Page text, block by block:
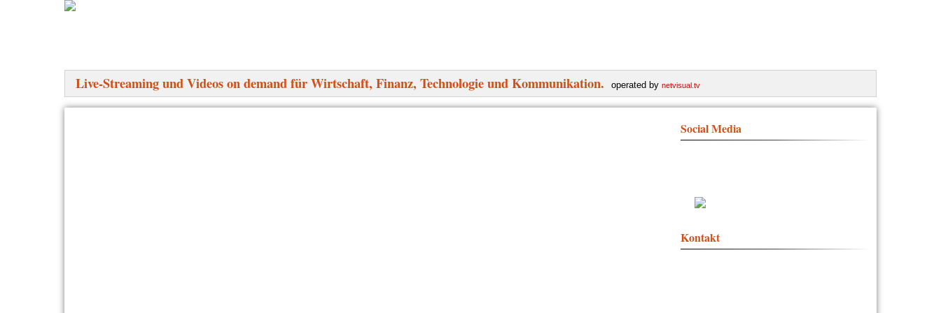
Live-Streaming und Videos on demand für Wirtschaft, Finanz, Technologie und Kommunikation. operated by netvisual.tv
Social Media
Kontakt